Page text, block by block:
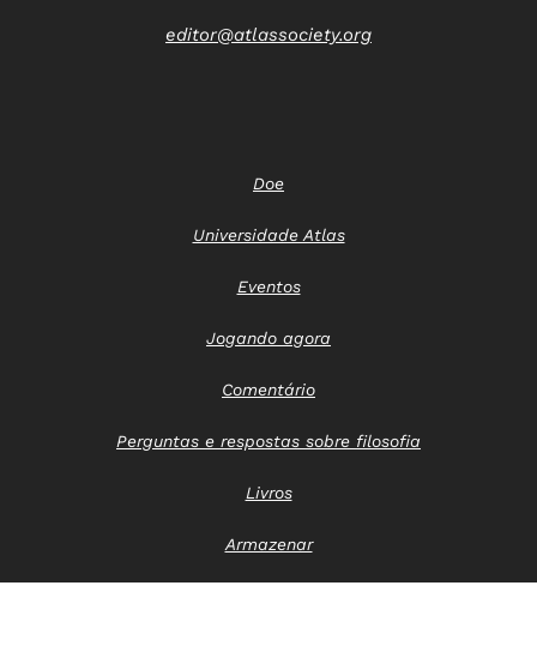
editor@atlassociety.org
Doe
Universidade Atlas
Eventos
Jogando agora
Comentário
Perguntas e respostas sobre filosofia
Livros
Armazenar